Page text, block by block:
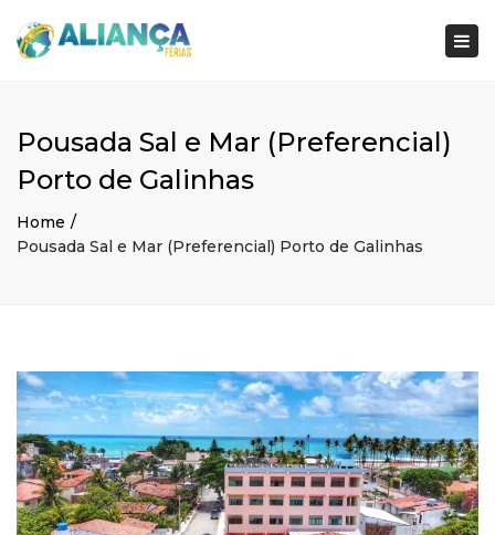
Pousada Sal e Mar (Preferencial)
Porto de Galinhas
Home
Pousada Sal e Mar (Preferencial) Porto de Galinhas